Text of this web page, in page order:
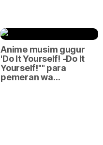
Anime musim gugur
'Do It Yourself! -Do It
Yourself!"" para
pemeran wa…